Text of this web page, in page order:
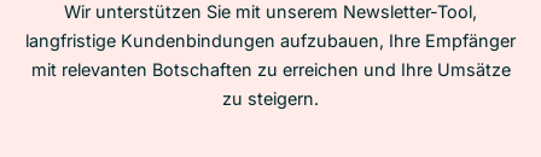
Wir unterstützen Sie mit unserem Newsletter-Tool,
langfristige Kundenbindungen aufzubauen, Ihre Empfänger
mit relevanten Botschaften zu erreichen und Ihre Umsätze
zu steigern.